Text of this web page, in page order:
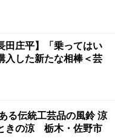
田庄平】「乗ってはい
入した新たな相棒＜芸
る伝統工芸品の風鈴 涼
きの涼 栃木・佐野市